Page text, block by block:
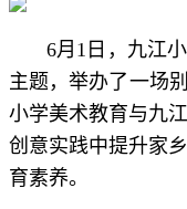
6月1日，九江
主题，举办了一场
小学美术教育与九
创意实践中提升家
育素养。